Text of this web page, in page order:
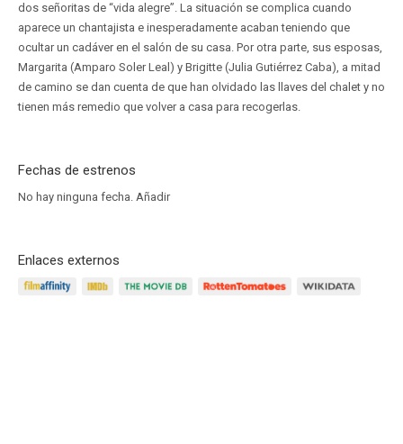
dos señoritas de “vida alegre”. La situación se complica cuando
aparece un chantajista e inesperadamente acaban teniendo que
ocultar un cadáver en el salón de su casa. Por otra parte, sus esposas,
Margarita (Amparo Soler Leal) y Brigitte (Julia Gutiérrez Caba), a mitad
de camino se dan cuenta de que han olvidado las llaves del chalet y no
tienen más remedio que volver a casa para recogerlas.
Fechas de estrenos
No hay ninguna fecha. Añadir
Enlaces externos